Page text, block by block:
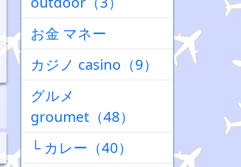
お金 マネー
カジノ casino（9）
グルメ
groumet（48）
└ カレー（40）